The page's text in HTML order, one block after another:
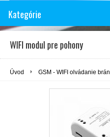
Kategórie
WIFI modul pre pohony
Úvod GSM - WIFI olvádanie brán